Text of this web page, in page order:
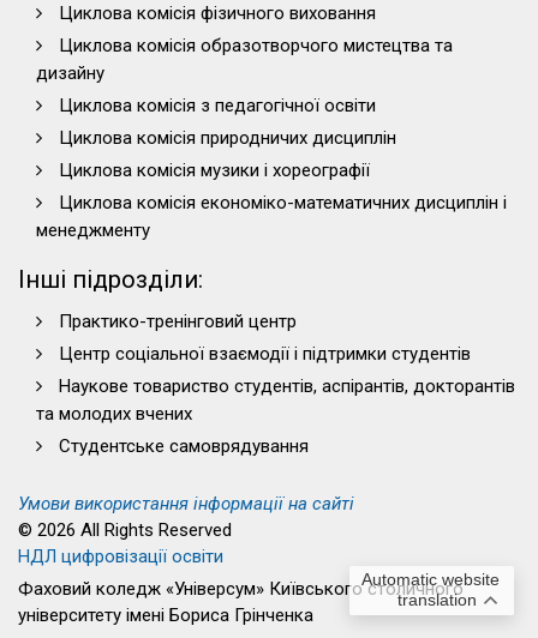
Automatic website
translation
Циклова комісія фізичного виховання
Циклова комісія образотворчого мистецтва та
дизайну
Циклова комісія з педагогічної освіти
Циклова комісія природничих дисциплін
Циклова комісія музики і хореографії
Циклова комісія економіко-математичних дисциплін і
менеджменту
Інші підрозділи:
Практико-тренінговий центр
Центр соціальної взаємодії і підтримки студентів
Наукове товариство студентів, аспірантів, докторантів
та молодих вчених
Студентське самоврядування
Умови використання інформації на сайті
© 2026 All Rights Reserved
НДЛ цифровізації освіти
Фаховий коледж «Універсум» Київського столичного
університету імені Бориса Грінченка